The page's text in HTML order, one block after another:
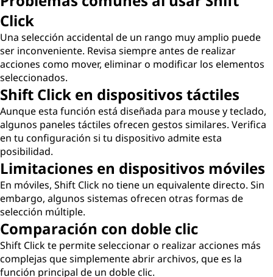
Click
Una selección accidental de un rango muy amplio puede
ser inconveniente. Revisa siempre antes de realizar
acciones como mover, eliminar o modificar los elementos
seleccionados.
Shift Click en dispositivos táctiles
Aunque esta función está diseñada para mouse y teclado,
algunos paneles táctiles ofrecen gestos similares. Verifica
en tu configuración si tu dispositivo admite esta
posibilidad.
Limitaciones en dispositivos móviles
En móviles, Shift Click no tiene un equivalente directo. Sin
embargo, algunos sistemas ofrecen otras formas de
selección múltiple.
Comparación con doble clic
Shift Click te permite seleccionar o realizar acciones más
complejas que simplemente abrir archivos, que es la
función principal de un doble clic.